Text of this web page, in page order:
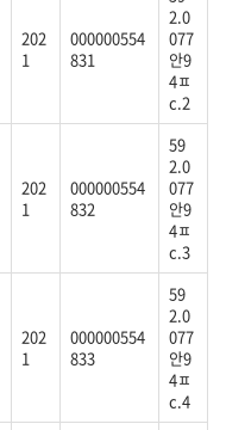
202
1
000000554
831
2.0
077
안9
4ㅍ
c.2
202
1
000000554
832
59
2.0
077
안9
4ㅍ
c.3
202
1
000000554
833
59
2.0
077
안9
4ㅍ
c.4